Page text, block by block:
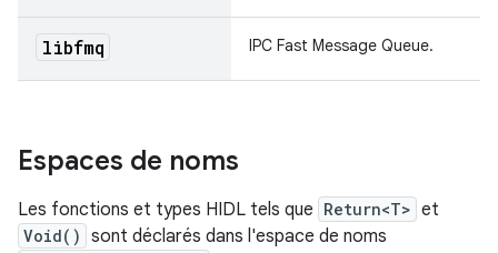
libfmq IPC Fast Message Queue.
Espaces de noms
Les fonctions et types HIDL tels que Return<T> et
Void() sont déclarés dans l'espace de noms